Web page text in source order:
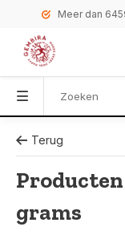
Meer dan 6459
Terug
grams